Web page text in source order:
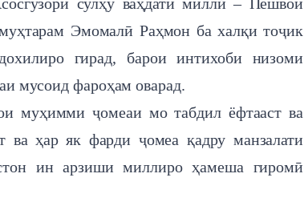
Эмомалӣ Раҳмон ба халқи тоҷик
гирад, барои интихоби низоми
мусоид фароҳам оварад.
муҳимми ҷомеаи мо табдил ёфтааст ва
ва ҳар як фарди ҷомеа қадру манзалати
ин арзиши миллиро ҳамеша гиромӣ